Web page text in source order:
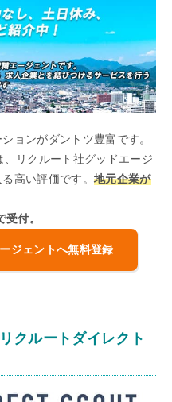
ョンがダントツ豊富です。
リクルート社グッドエージ
高い評価です。地元企業が
付。
ジェントへ無料登録
クルートダイレクト